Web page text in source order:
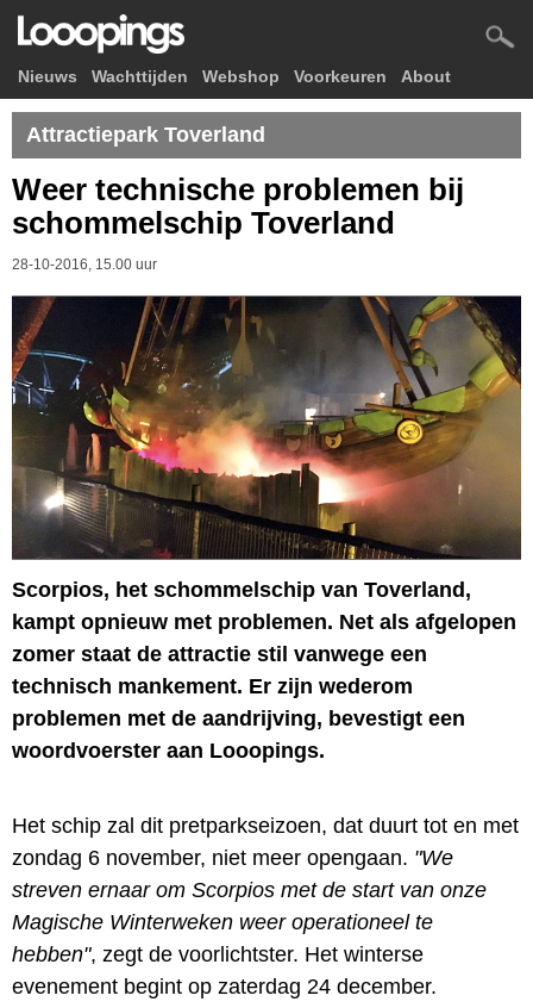
Nieuws Wachttijden Webshop Voorkeuren About
Attractiepark Toverland
Weer technische problemen bij
schommelschip Toverland
28-10-2016, 15.00 uur
Scorpios, het schommelschip van Toverland,
kampt opnieuw met problemen. Net als afgelopen
zomer staat de attractie stil vanwege een
technisch mankement. Er zijn wederom
problemen met de aandrijving, bevestigt een
woordvoerster aan Looopings.
Het schip zal dit pretparkseizoen, dat duurt tot en met
zondag 6 november, niet meer opengaan. "We
streven ernaar om Scorpios met de start van onze
Magische Winterweken weer operationeel te
hebben", zegt de voorlichtster. Het winterse
evenement begint op zaterdag 24 december.